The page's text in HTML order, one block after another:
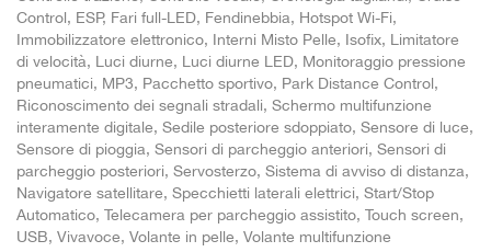
Control, ESP, Fari full-LED, Fendinebbia, Hotspot Wi-Fi,
Immobilizzatore elettronico, Interni Misto Pelle, Isofix, Limitatore
di velocità, Luci diurne, Luci diurne LED, Monitoraggio pressione
pneumatici, MP3, Pacchetto sportivo, Park Distance Control,
Riconoscimento dei segnali stradali, Schermo multifunzione
interamente digitale, Sedile posteriore sdoppiato, Sensore di luce,
Sensore di pioggia, Sensori di parcheggio anteriori, Sensori di
parcheggio posteriori, Servosterzo, Sistema di avviso di distanza,
Navigatore satellitare, Specchietti laterali elettrici, Start/Stop
Automatico, Telecamera per parcheggio assistito, Touch screen,
USB, Vivavoce, Volante in pelle, Volante multifunzione